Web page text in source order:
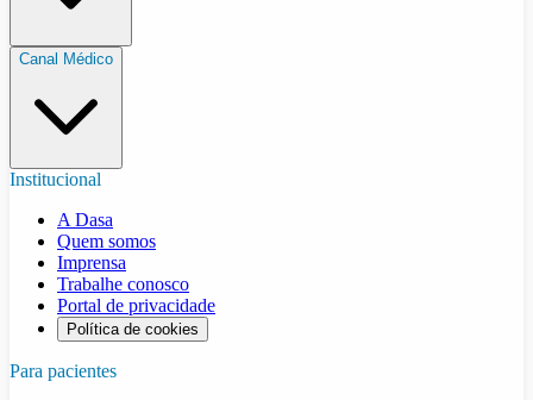
Canal Médico
Institucional
A Dasa
Quem somos
Imprensa
Trabalhe conosco
Portal de privacidade
Política de cookies
Para pacientes